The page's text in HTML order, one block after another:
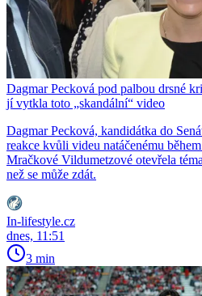
Dagmar Pecková pod palbou drsné
jí vytkla toto „skandální“ video
Dagmar Pecková, kandidátka do
reakce kvůli videu natáčenému
Mračkové Vildumetzové otevřela
než se může zdát.
In-lifestyle.cz
dnes, 11:51
3 min